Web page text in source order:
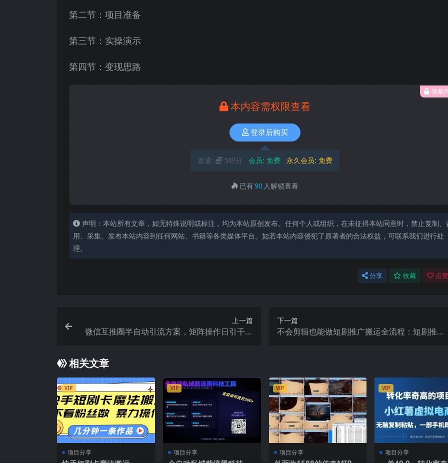
第二节：项目准备
第三节：实操演示
第四节：变现思路
隐藏
本内容需权限查看
登录后购买
普通: 5积分 会员: 免费 永久会员: 免费
已有90 人解锁查看
声明：本站所有文章，如无特殊说明或标注，均为本站原创发布。任何个人或组织，在未征得本站同意时，禁止复制、
用、采集、发布本站内容到任何网站、书籍等各类媒体平台。如若本站内容侵犯了原著者的合法权益，可联系我们进行处
理。
分享 收藏 点
上一篇
微信互推圈半自动引流方案，矩阵操作日引千人
下一篇
不会剪辑也能做短剧推广搬运全流程：短剧推广
相关文章
VIP
项目分享
VIP
项目分享
VIP
项目分享
VIP
项目分享